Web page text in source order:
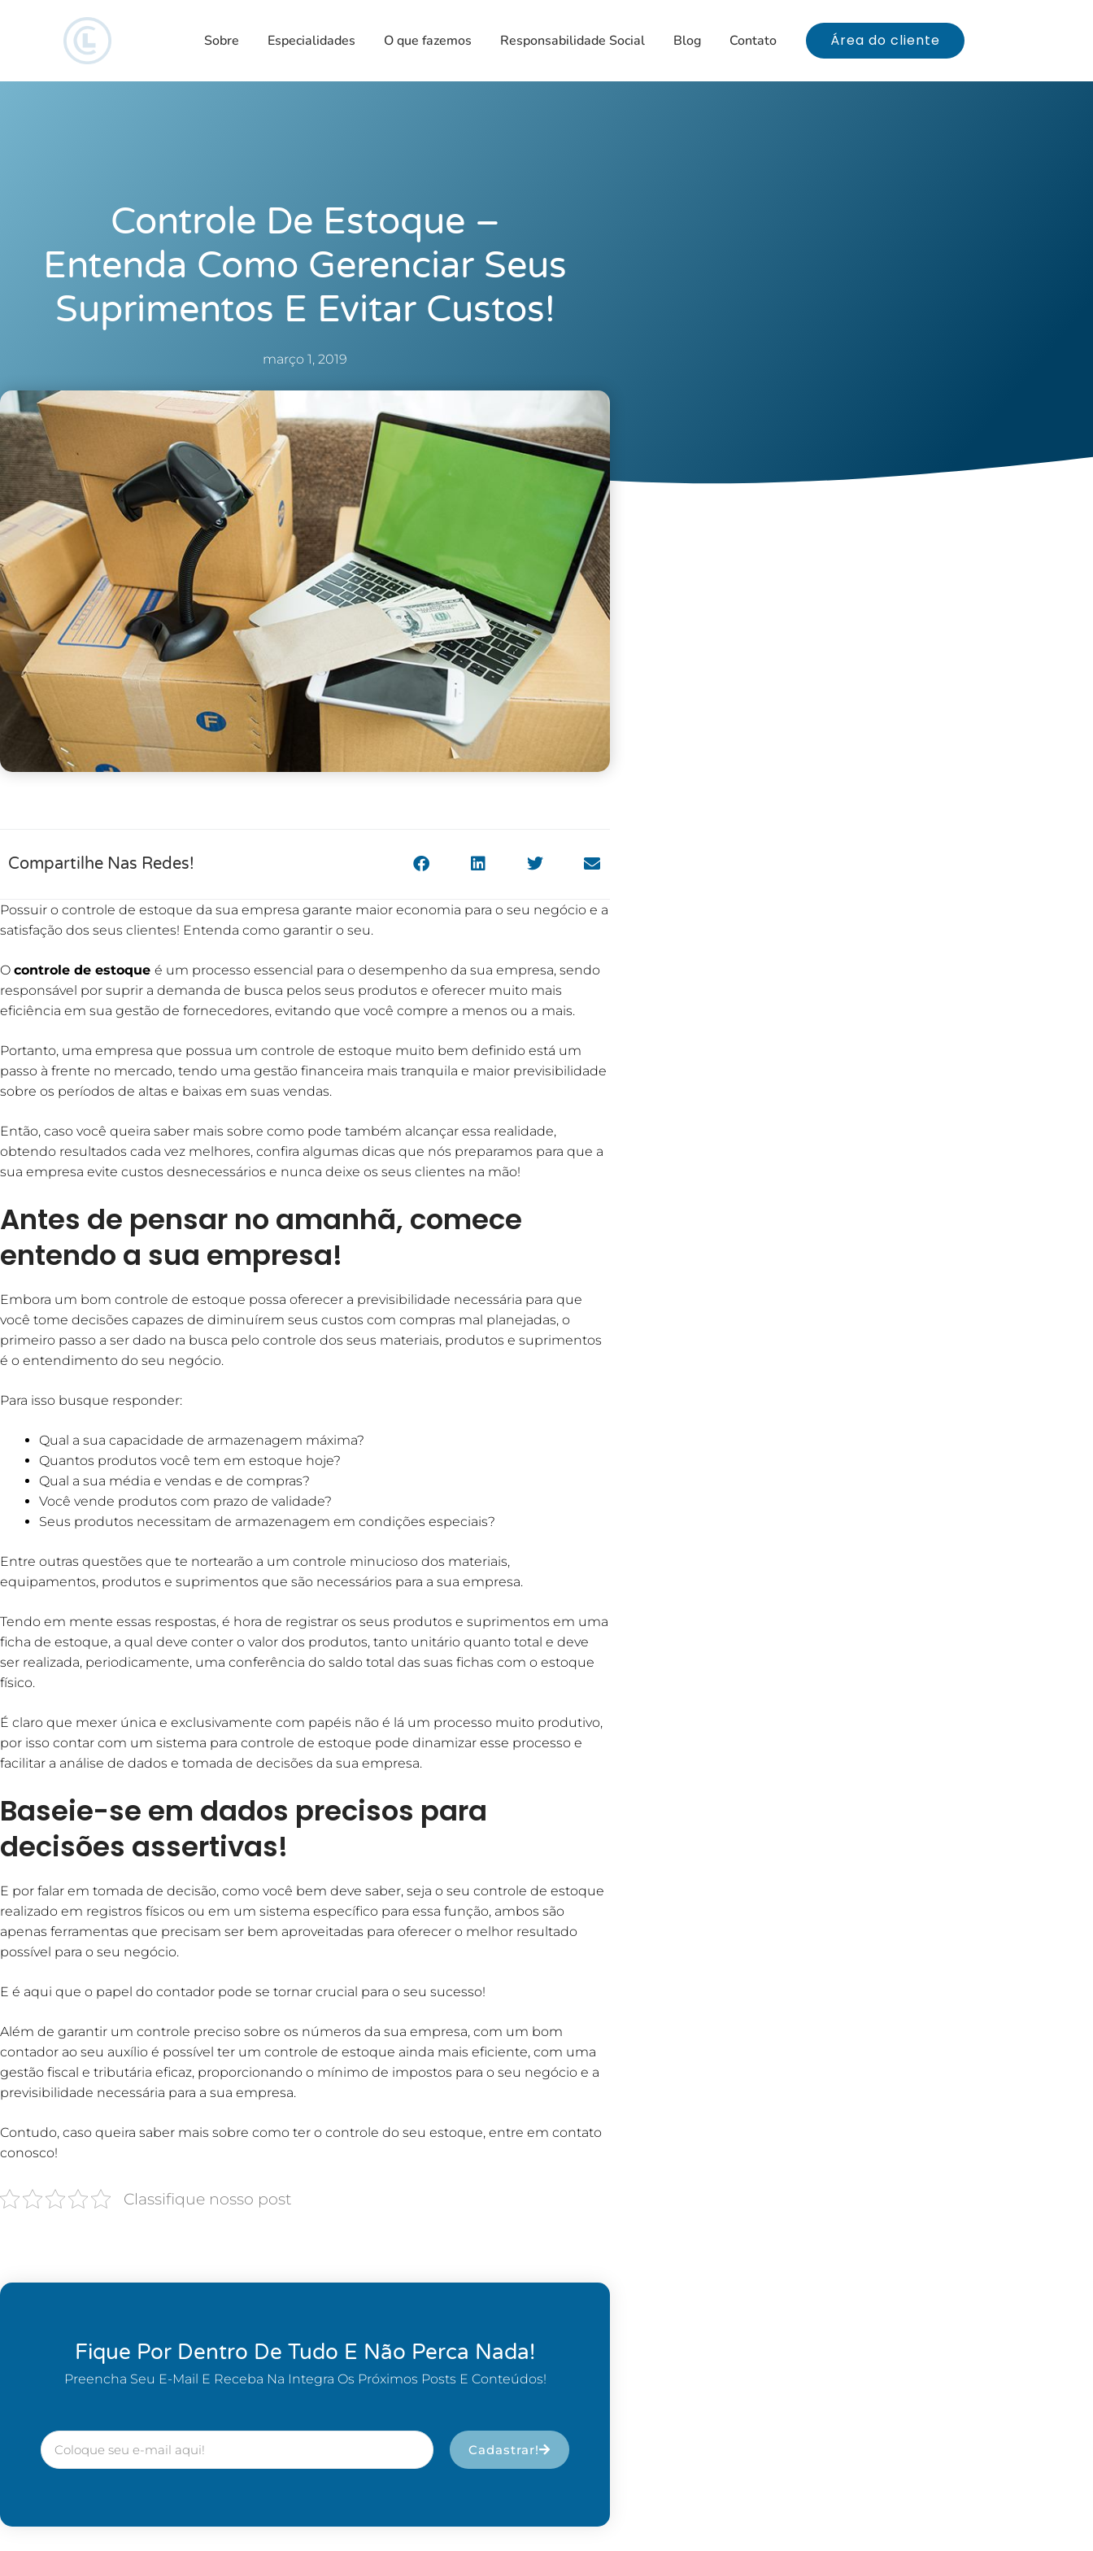
Sobre Especialidades O que fazemos Responsabilidade Social Blog Contato Área do cliente
Controle De Estoque –
Entenda Como Gerenciar Seus
Suprimentos E Evitar Custos!
março 1, 2019
Compartilhe Nas Redes!
Possuir o controle de estoque da sua empresa garante maior economia para o seu negócio e a
satisfação dos seus clientes! Entenda como garantir o seu.
O controle de estoque é um processo essencial para o desempenho da sua empresa, sendo
responsável por suprir a demanda de busca pelos seus produtos e oferecer muito mais
eficiência em sua gestão de fornecedores, evitando que você compre a menos ou a mais.
Portanto, uma empresa que possua um controle de estoque muito bem definido está um
passo à frente no mercado, tendo uma gestão financeira mais tranquila e maior previsibilidade
sobre os períodos de altas e baixas em suas vendas.
Então, caso você queira saber mais sobre como pode também alcançar essa realidade,
obtendo resultados cada vez melhores, confira algumas dicas que nós preparamos para que a
sua empresa evite custos desnecessários e nunca deixe os seus clientes na mão!
Antes de pensar no amanhã, comece
entendo a sua empresa!
Embora um bom controle de estoque possa oferecer a previsibilidade necessária para que
você tome decisões capazes de diminuírem seus custos com compras mal planejadas, o
primeiro passo a ser dado na busca pelo controle dos seus materiais, produtos e suprimentos
é o entendimento do seu negócio.
Para isso busque responder:
Qual a sua capacidade de armazenagem máxima?
Quantos produtos você tem em estoque hoje?
Qual a sua média e vendas e de compras?
Você vende produtos com prazo de validade?
Seus produtos necessitam de armazenagem em condições especiais?
Entre outras questões que te nortearão a um controle minucioso dos materiais,
equipamentos, produtos e suprimentos que são necessários para a sua empresa.
Tendo em mente essas respostas, é hora de registrar os seus produtos e suprimentos em uma
ficha de estoque, a qual deve conter o valor dos produtos, tanto unitário quanto total e deve
ser realizada, periodicamente, uma conferência do saldo total das suas fichas com o estoque
físico.
É claro que mexer única e exclusivamente com papéis não é lá um processo muito produtivo,
por isso contar com um sistema para controle de estoque pode dinamizar esse processo e
facilitar a análise de dados e tomada de decisões da sua empresa.
Baseie-se em dados precisos para
decisões assertivas!
E por falar em tomada de decisão, como você bem deve saber, seja o seu controle de estoque
realizado em registros físicos ou em um sistema específico para essa função, ambos são
apenas ferramentas que precisam ser bem aproveitadas para oferecer o melhor resultado
possível para o seu negócio.
E é aqui que o papel do contador pode se tornar crucial para o seu sucesso!
Além de garantir um controle preciso sobre os números da sua empresa, com um bom
contador ao seu auxílio é possível ter um controle de estoque ainda mais eficiente, com uma
gestão fiscal e tributária eficaz, proporcionando o mínimo de impostos para o seu negócio e a
previsibilidade necessária para a sua empresa.
Contudo, caso queira saber mais sobre como ter o controle do seu estoque, entre em contato
conosco!
Classifique nosso post
Fique Por Dentro De Tudo E Não Perca Nada!
Preencha Seu E-Mail E Receba Na Integra Os Próximos Posts E Conteúdos!
Cadastrar!